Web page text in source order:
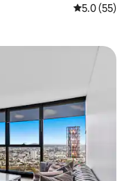
Calificación
5.0 (55)